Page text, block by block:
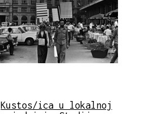
Kustos/ica u lokalnoj